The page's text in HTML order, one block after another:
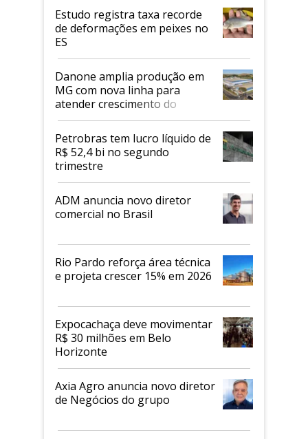
Estudo registra taxa recorde
de deformações em peixes no
ES
Danone amplia produção em
MG com nova linha para
atender crescimento do
mercado de alimentos
proteicos
Petrobras tem lucro líquido de
R$ 52,4 bi no segundo
trimestre
ADM anuncia novo diretor
comercial no Brasil
Rio Pardo reforça área técnica
e projeta crescer 15% em 2026
Expocachaça deve movimentar
R$ 30 milhões em Belo
Horizonte
Axia Agro anuncia novo diretor
de Negócios do grupo